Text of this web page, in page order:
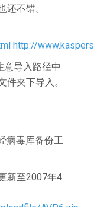
还不错。
http://
意导入路径中
夹下导入。
病毒库备份工
新至2007年4